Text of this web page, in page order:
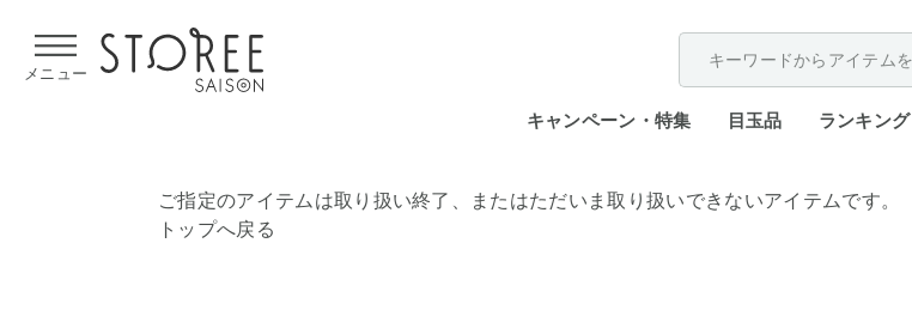
メニュー
キャンペーン・特集 目玉品 ランキング
ご指定のアイテムは取り扱い終了、またはただいま取り扱いできないアイテムです。
トップへ戻る